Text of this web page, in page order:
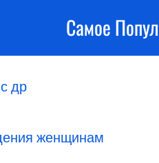
Самое
др
женщинам